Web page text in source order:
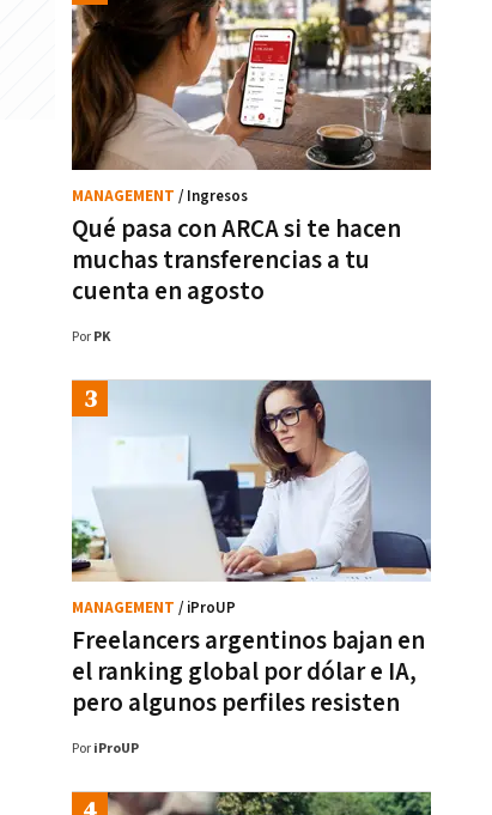
Qué pasa con ARCA si te hacen
muchas transferencias a tu
cuenta en agosto
MANAGEMENT / Ingresos
Por PK
Freelancers argentinos bajan en
el ranking global por dólar e IA,
pero algunos perfiles resisten
MANAGEMENT / iProUP
Por iProUP